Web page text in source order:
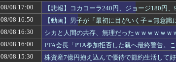
【画像あり】美容師「…手は尽くしました」陰キャ女子
【速報】モーニング娘。'26新曲『YESかNOか私か』をハ
【悲報】菊地姫奈ちゃん、LINE流出ｗｗｗｗｗｗｗｗｗｗ
【名探偵プリキュア】旅行コーデが可愛すぎると話題に
【京都大病院】誤って正常脳幹を摘出された女性､重篤な
【開幕】尾丸ポルカが挑む禁断のデスゲーム！？
【悲報】欧州サッカーの順位、もう覆すことができないレ
08/08 17:00
【悲報】コカコーラ240円、ジョージ180円
08/08 16:50
【動画】男子が「最初に目がいく子＝無意
【Pickup07093031】
08/08 16:30
シカと人間の共存、無理だったｗｗｗｗｗｗ
08/08 16:00
PTA会長「PTA参加拒否した親へ最終警告。
08/08 15:30
株資産7億円抱え込んで優待で節約生活して